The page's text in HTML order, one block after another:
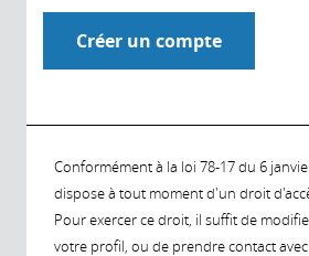
Conformément à la loi 78-17 du 6
dispose à tout moment d'un droit
Pour exercer ce droit, il suffit de
votre profil, ou de prendre contact